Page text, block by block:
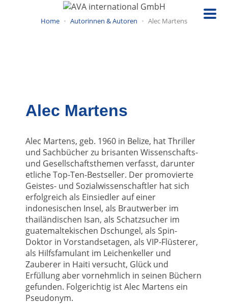
Home Autorinnen & Autoren Alec Martens
Alec Martens
Alec Martens, geb. 1960 in Belize, hat Thriller
und Sachbücher zu brisanten Wissenschafts-
und Gesellschaftsthemen verfasst, darunter
etliche Top-Ten-Bestseller. Der promovierte
Geistes- und Sozialwissenschaftler hat sich
erfolgreich als Einsiedler auf einer
indonesischen Insel, als Brautwerber im
thailändischen Isan, als Schatzsucher im
guatemaltekischen Dschungel, als Spin-
Doktor in Vorstandsetagen, als VIP-Flüsterer,
als Hilfsfamulant im Leichenkeller und
Zauberer in Haiti versucht, Glück und
Erfüllung aber vornehmlich in seinen Büchern
gefunden. Folgerichtig ist Alec Martens ein
Pseudonym.